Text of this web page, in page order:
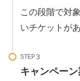
この段階で対
いチケットが
STEP
キャンペー